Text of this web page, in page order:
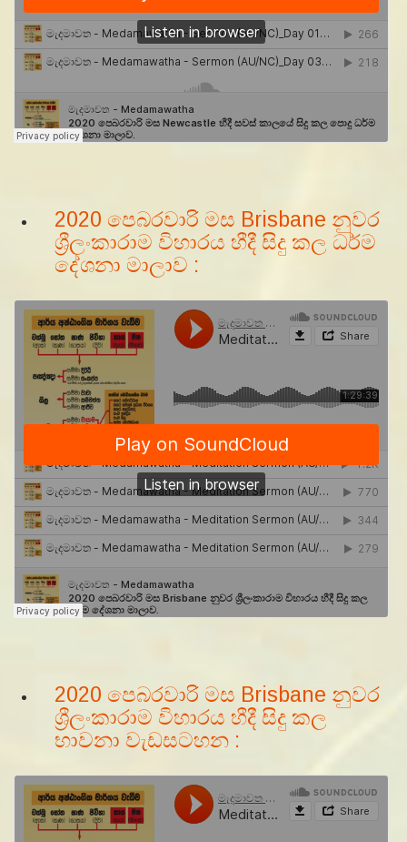
2020 පෙබරවාරි මස Brisbane නුවර
ශ්‍රීලංකාරාම විහාරය හීදී සිදු කල ධර්ම
දේශනා මාලාව :
2020 පෙබරවාරි මස Brisbane නුවර
ශ්‍රීලංකාරාම විහාරය හීදී සිදු කල
භාවනා වැඩසටහන :